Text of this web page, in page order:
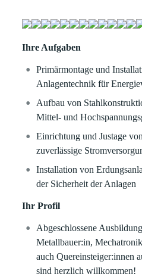
Ihre Aufgaben
Primärmontage und
Anlagentechnik für
Aufbau von
Mittel- und
Einrichtung und Justage
zuverlässige
Installation von
der Sicherheit der Anlagen
Ihr Profil
Abgeschlossene
Metallbauer:in,
auch Quereinsteiger:innen
sind herzlich willkommen!